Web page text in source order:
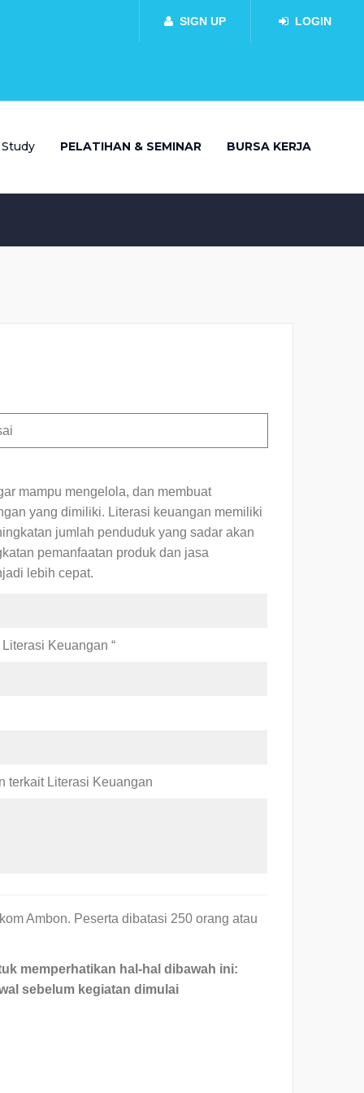
SIGN UP LOGIN
PELATIHAN & SEMINAR BURSA KERJA
mampu mengelola, dan membuat
yang dimiliki. Literasi keuangan memiliki
jumlah penduduk yang sadar akan
pemanfaatan produk dan jasa
lebih cepat.
Keuangan “
terkait Literasi Keuangan
Ambon. Peserta dibatasi 250 orang atau
memperhatikan hal-hal dibawah ini:
sebelum kegiatan dimulai